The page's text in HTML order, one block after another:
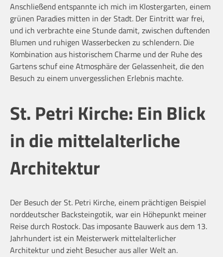
Anschließend entspannte ich mich im Klostergarten, einem
grünen Paradies mitten in der Stadt. Der Eintritt war frei,
und ich verbrachte eine Stunde damit, zwischen duftenden
Blumen und ruhigen Wasserbecken zu schlendern. Die
Kombination aus historischem Charme und der Ruhe des
Gartens schuf eine Atmosphäre der Gelassenheit, die den
Besuch zu einem unvergesslichen Erlebnis machte.
St. Petri Kirche: Ein Blick
in die mittelalterliche
Architektur
Der Besuch der St. Petri Kirche, einem prächtigen Beispiel
norddeutscher Backsteingotik, war ein Höhepunkt meiner
Reise durch Rostock. Das imposante Bauwerk aus dem 13.
Jahrhundert ist ein Meisterwerk mittelalterlicher
Architektur und zieht Besucher aus aller Welt an.